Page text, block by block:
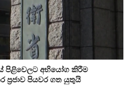
පිළිවෙලට අභියෝග කිරීම
ප්‍රජාව පියවර ගත යුතුයි